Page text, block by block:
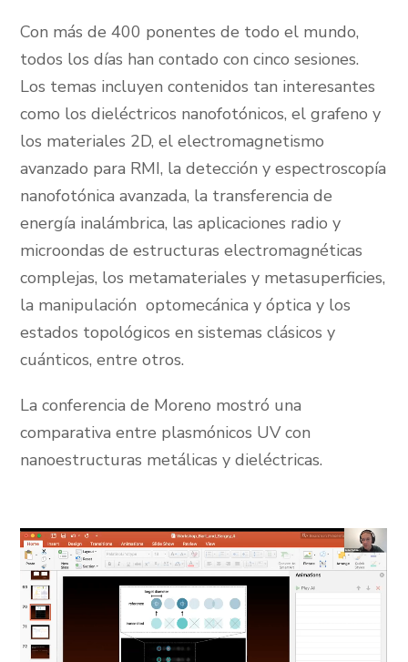
Con más de 400 ponentes de todo el mundo,
todos los días han contado con cinco sesiones.
Los temas incluyen contenidos tan interesantes
como los dieléctricos nanofotónicos, el grafeno y
los materiales 2D, el electromagnetismo
avanzado para RMI, la detección y espectroscopía
nanofotónica avanzada, la transferencia de
energía inalámbrica, las aplicaciones radio y
microondas de estructuras electromagnéticas
complejas, los metamateriales y metasuperficies,
la manipulación optomecánica y óptica y los
estados topológicos en sistemas clásicos y
cuánticos, entre otros.
La conferencia de Moreno mostró una
comparativa entre plasmónicos UV con
nanoestructuras metálicas y dieléctricas.